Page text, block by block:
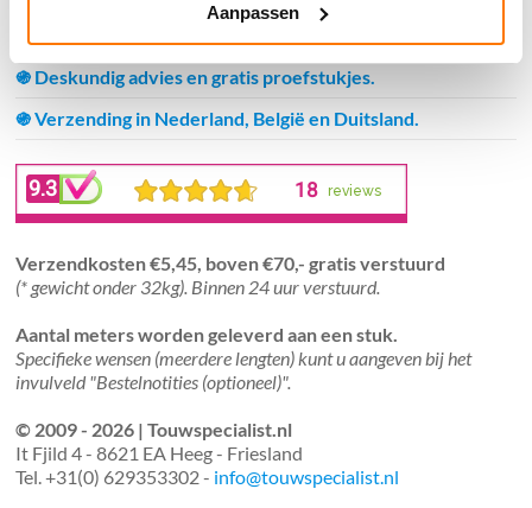
Aanpassen
֍ Groot aanbod & scherpe prijzen!
֍ Deskundig advies en gratis proefstukjes.
֍ Verzending in Nederland, België en Duitsland.
Verzendkosten €5,45, boven €70,- gratis verstuurd
(* gewicht onder 32kg). Binnen 24 uur verstuurd.
Aantal meters worden geleverd aan een stuk.
Specifieke wensen (meerdere lengten) kunt u aangeven bij het
invulveld "Bestelnotities (optioneel)".
© 2009 - 2026 | Touwspecialist.nl
It Fjild 4 - 8621 EA Heeg - Friesland
Tel. +31(0) 629353302 - info@touwspecialist.nl